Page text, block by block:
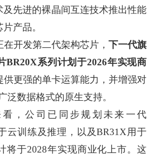
及先进的裸晶间互连技术推出性能
产品。
开发第二代架构芯片，下一代旗
BR20X系列计划于2026年实现商
供更强的单卡运算能力，并增强对
泛数据格式的原生支持。
公司已同步规划未来一代
云训练及推理，以及BR31X用于
将于2028年实现商业化上市。这